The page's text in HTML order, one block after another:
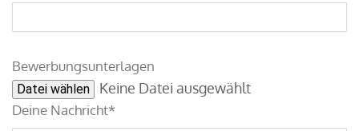
Bewerbungsunterlagen
Datei wählen Keine Datei ausgewählt
Deine Nachricht*